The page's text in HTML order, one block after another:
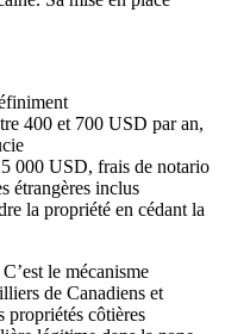
400 et 700 USD par an,
000 USD, frais de notario
étrangères inclus
la propriété en cédant la
le mécanisme
de Canadiens et
propriétés côtières